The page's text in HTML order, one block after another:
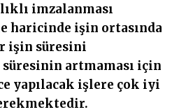
imzalanması
haricinde işin ortasında
işin süresini
artmaması için
yapılacak işlere çok iyi